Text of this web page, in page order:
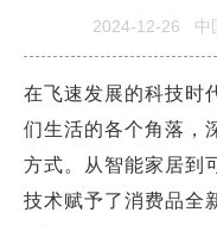
2024-12-26 中
在飞速发展的科技时
们生活的各个角落，
方式。从智能家居到
技术赋予了消费品全